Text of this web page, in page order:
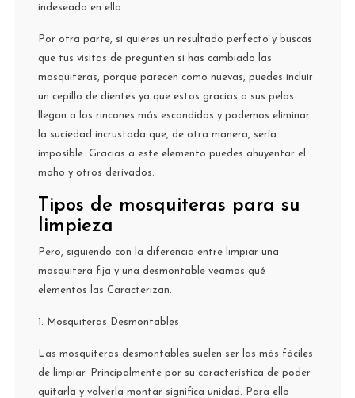
indeseado en ella.
Por otra parte, si quieres un resultado perfecto y buscas
que tus visitas de pregunten si has cambiado las
mosquiteras, porque parecen como nuevas, puedes incluir
un cepillo de dientes ya que estos gracias a sus pelos
llegan a los rincones más escondidos y podemos eliminar
la suciedad incrustada que, de otra manera, sería
imposible. Gracias a este elemento puedes ahuyentar el
moho y otros derivados.
Tipos de mosquiteras para su
limpieza
Pero, siguiendo con la diferencia entre limpiar una
mosquitera fija y una desmontable veamos qué
elementos las Caracterizan.
1. Mosquiteras Desmontables
Las mosquiteras desmontables suelen ser las más fáciles
de limpiar. Principalmente por su característica de poder
quitarla y volverla montar significa unidad. Para ello